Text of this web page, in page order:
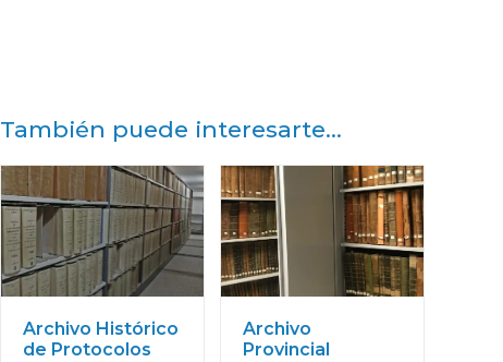
También puede interesarte...
Archivo Histórico
de Protocolos
Archivo
Provincial